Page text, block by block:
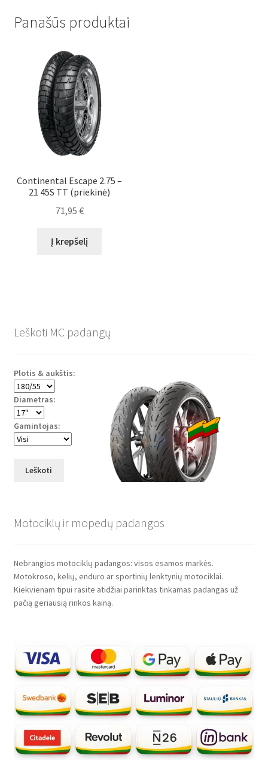
Panašūs produktai
Continental Escape 2.75 –
21 45S TT (priekinė)
71,95 €
Į krepšelį
Leškoti MC padangų
Plotis & aukštis:
Diametras:
Gamintojas:
Leškoti
Motociklų ir mopedų padangos
Nebrangios motociklų padangos: visos esamos markės.
Motokroso, kelių, enduro ar sportinių lenktynių motociklai.
Kiekvienam tipui rasite atidžiai parinktas tinkamas padangas už
pačią geriausią rinkos kainą.